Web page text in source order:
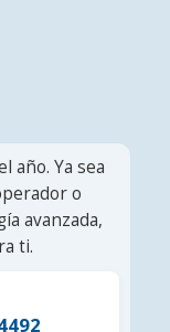
año. Ya sea
o
avanzada,
ti.